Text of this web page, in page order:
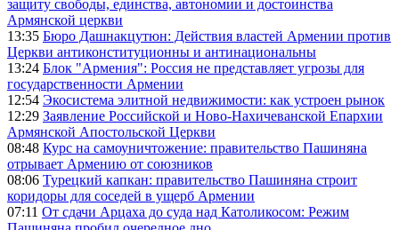
защиту свободы, единства, автономии и достоинства
Армянской церкви
13:35 Бюро Дашнакцутюн: Действия властей Армении против
Церкви антиконституционны и антинациональны
13:24 Блок "Армения": Россия не представляет угрозы для
государственности Армении
12:54 Экосистема элитной недвижимости: как устроен рынок
12:29 Заявление Российской и Ново-Нахичеванской Епархии
Армянской Апостольской Церкви
08:48 Курс на самоуничтожение: правительство Пашиняна
отрывает Армению от союзников
08:06 Турецкий капкан: правительство Пашиняна строит
коридоры для соседей в ущерб Армении
07:11 От сдачи Арцаха до суда над Католикосом: Режим